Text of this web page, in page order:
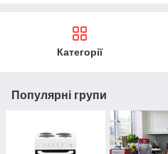
Категорії
Популярні групи